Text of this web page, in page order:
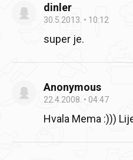
dinler
30.5.2013. 10:12
super je.
Anonymous
22.4.2008. 04:47
Hvala Mema :)))